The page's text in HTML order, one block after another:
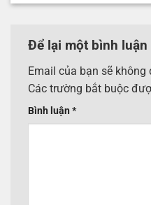
Để lại một bình luận
Email của bạn sẽ
Các trường bắt buộc
Bình luận *